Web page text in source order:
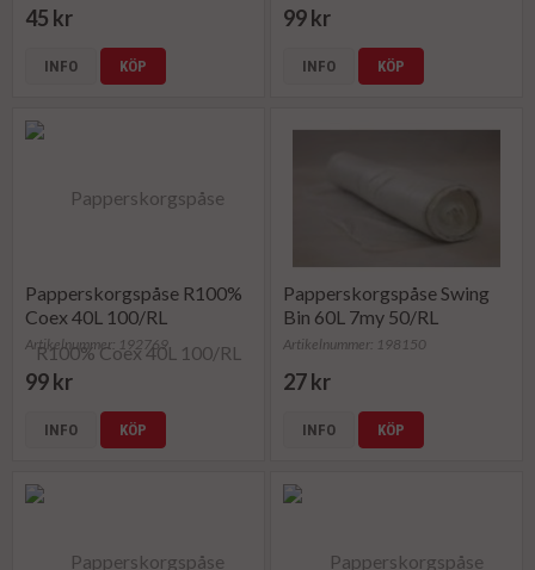
45 kr
INFO KÖP
99 kr
INFO KÖP
Papperskorgspåse R100%
Coex 40L 100/RL
Artikelnummer: 192769
99 kr
INFO KÖP
Papperskorgspåse Swing
Bin 60L 7my 50/RL
Artikelnummer: 198150
27 kr
INFO KÖP